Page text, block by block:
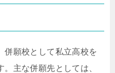
併願校として私立高校を
主な併願先としては、